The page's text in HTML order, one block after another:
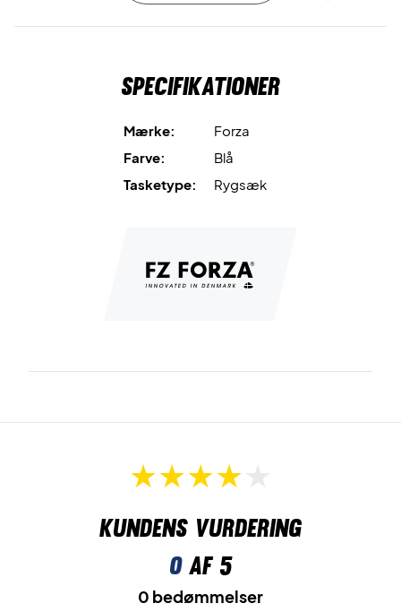
Specifikationer
Mærke:
Forza
Farve:
Blå
Tasketype:
Rygsæk
Kundens vurdering
0af 5
0 bedømmelser